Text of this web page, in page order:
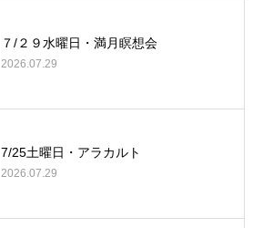
７/２９水曜日・満月瞑想会
2026.07.29
7/25土曜日・アラカルト
2026.07.29